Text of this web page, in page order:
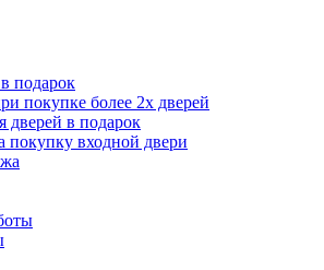
подарок
покупке более 2х дверей
дверей в подарок
покупку входной двери